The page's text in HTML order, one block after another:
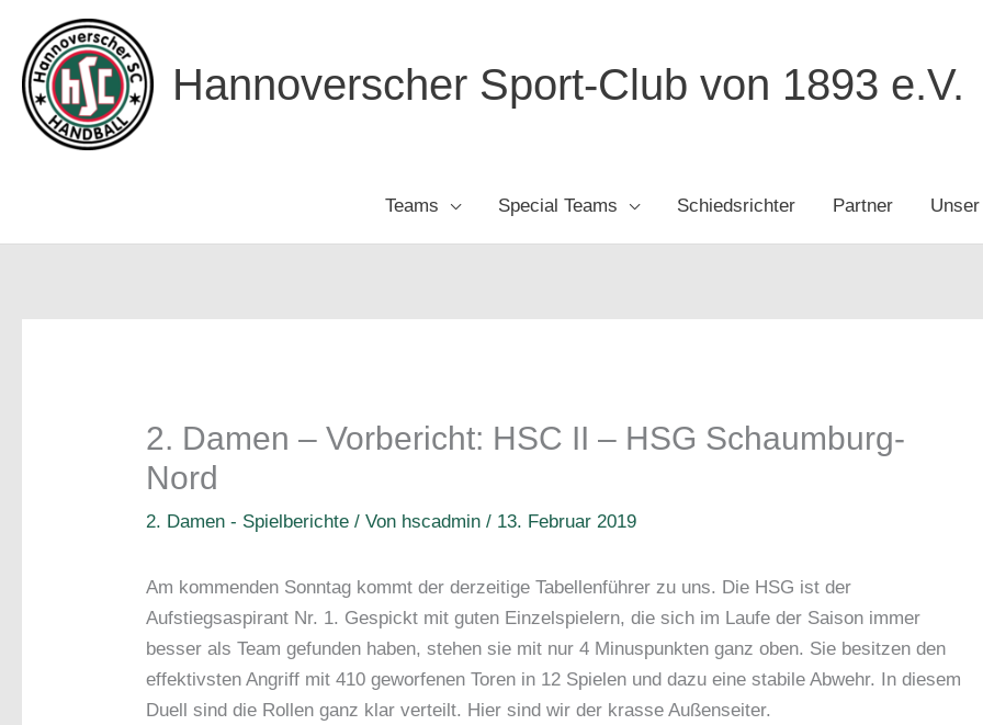
Inhalt
springen
Hannoverscher Sport-Club von 1893 e.V.
Teams Special Teams Schiedsrichter Partner
2. Damen – Vorbericht: HSC II – HSG Schaumburg-
Nord
2. Damen - Spielberichte / Von hscadmin/ 13. Februar 2019
Am kommenden Sonntag kommt der derzeitige Tabellenführer zu uns. Die HSG ist der
Aufstiegsaspirant Nr. 1. Gespickt mit guten Einzelspielern, die sich im Laufe der Saison immer
besser als Team gefunden haben, stehen sie mit nur 4 Minuspunkten ganz oben. Sie besitzen den
effektivsten Angriff mit 410 geworfenen Toren in 12 Spielen und dazu eine stabile Abwehr. In diesem
Duell sind die Rollen ganz klar verteilt. Hier sind wir der krasse Außenseiter.